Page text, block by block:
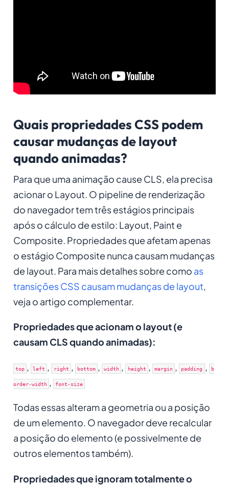
Quais propriedades CSS podem
causar mudanças de layout
quando animadas?
Para que uma animação cause CLS, ela precisa
acionar o Layout. O pipeline de renderização
do navegador tem três estágios principais
após o cálculo de estilo: Layout, Paint e
Composite. Propriedades que afetam apenas
o estágio Composite nunca causam mudanças
de layout. Para mais detalhes sobre como as
transições CSS causam mudanças de layout,
veja o artigo complementar.
Propriedades que acionam o layout (e
causam CLS quando animadas):
top , left , right , bottom , width , height , margin , padding , b
order-width , font-size
Todas essas alteram a geometria ou a posição
de um elemento. O navegador deve recalcular
a posição do elemento (e possivelmente de
outros elementos também).
Propriedades que ignoram totalmente o